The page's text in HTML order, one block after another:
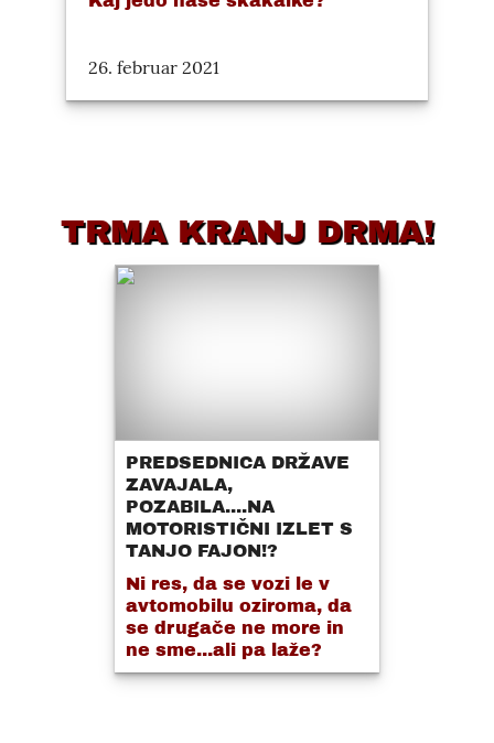
26. februar 2021
TRMA KRANJ DRMA!
PREDSEDNICA DRŽAVE
ZAVAJALA,
POZABILA....NA
MOTORISTIČNI IZLET S
TANJO FAJON!?
Ni res, da se vozi le v
avtomobilu oziroma, da
se drugače ne more in
ne sme...ali pa laže?